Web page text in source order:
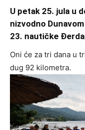
U petak 25. jula u
nizvodno
23. nautičke
Oni će za tri dana u
dug 92 kilometra.